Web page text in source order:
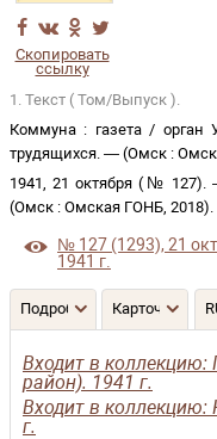
Скопировать
ссылку
1. Текст ( Том/Выпуск ).
Коммуна : газета / орган
трудящихся. — (Омск :
1941, 21 октября (№ 127).
(Омск : Омская ГОНБ, 2018).
№ 127 (1293), 21
1941 г.
Подробнее Карточка
Входит в коллекцию:
район). 1941 г.
Входит в коллекцию:
г.